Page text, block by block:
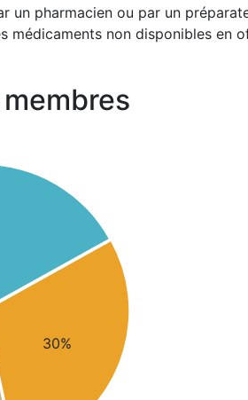
un pharmacien ou par un
médicaments non disponibles en
30%